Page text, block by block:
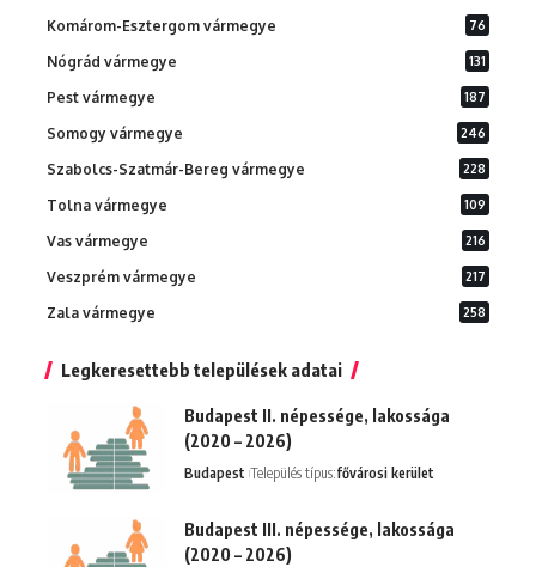
Komárom-Esztergom vármegye 76
Nógrád vármegye 131
Pest vármegye 187
Somogy vármegye 246
Szabolcs-Szatmár-Bereg vármegye 228
Tolna vármegye 109
Vas vármegye 216
Veszprém vármegye 217
Zala vármegye 258
Legkeresettebb települések adatai
Budapest II. népessége, lakossága
(2020 – 2026)
Budapest Település típus:fővárosi kerület
Budapest III. népessége, lakossága
(2020 – 2026)